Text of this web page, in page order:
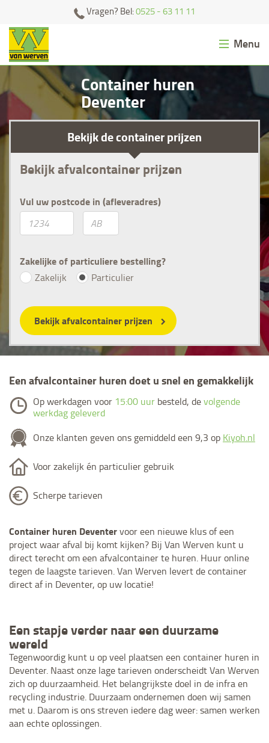
content
Vragen? Bel:0525 - 63 11 11
Menu
Afvalcontainer huren
Zand/grond bestellen
Klantenservice
Contact
Container huren
Deventer
Bekijk de container prijzen
Bekijk afvalcontainer prijzen
Vul uw postcode in (afleveradres)
Zakelijke of particuliere bestelling?
Zakelijk Particulier
Bekijk afvalcontainer prijzen
Een afvalcontainer huren doet u snel en gemakkelijk
Op werkdagen voor 15:00 uur besteld, devolgende
werkdag geleverd
Onze klanten geven ons gemiddeld een 9,3 op Kiyoh.nl
Voor zakelijk én particulier gebruik
Scherpe tarieven
Container huren Deventervoor een nieuwe klus of een
project waar afval bij komt kijken? Bij Van Werven kunt u
direct terecht om een afvalcontainer te huren. Huur online
tegen de laagste tarieven. Van Werven levert de container
direct af in Deventer, op uw locatie!
Een stapje verder naar een duurzame
wereld
Tegenwoordig kunt u op veel plaatsen een container huren in
Deventer. Naast onze lage tarieven onderscheidt Van Werven
zich op duurzaamheid. Het belangrijkste doel in de infra en
recycling industrie. Duurzaam ondernemen doen wij samen
met u. Daarom is ons streven iedere dag weer: samen werken
aan echte oplossingen.